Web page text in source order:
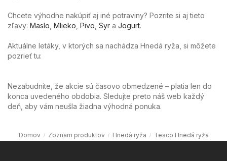
Chcete výhodne nakúpiť aj iné potraviny? Pozrite si aj tieto
zľavy: Maslo Mlieko Pivo Syr a Jogurt.
Aktuálne letáky, v ktorých sa nachádza Hnedá ryža, si môžete
pozrieť tu:
Nezabudnite, že akcie sú časovo obmedzené – platia len do
konca uvedeného obdobia. Sledujte preto náš web každý
deň, aby vám neušla žiadna výhodná ponuka.
Domov Zoznam produktov Hnedá ryža Tesco Hnedá ryža